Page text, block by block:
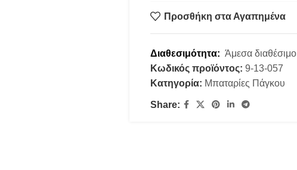
Προσθήκη στα Αγαπημένα
Διαθεσιμότητα: Άμεσα διαθέσιμο
Κωδικός προϊόντος: 9-13-057
Κατηγορία: Μπαταρίες Πάγκου
Share: